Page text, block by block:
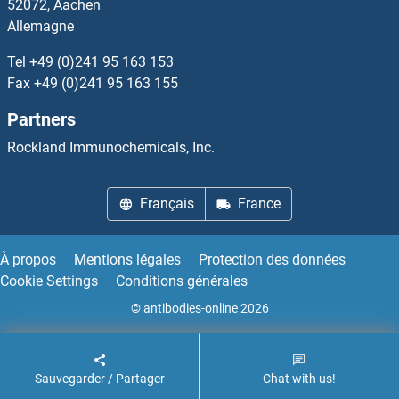
UBA52 Kits ELISA
UBA7 Kits ELISA
UBAP2 Kits ELISA
UBE2B Kits ELISA
UBE2C Kits ELISA
52072, Aachen
Allemagne
Tel +49 (0)241 95 163 153
Fax +49 (0)241 95 163 155
Partners
Rockland Immunochemicals, Inc.
Français France
À propos Mentions légales
Protection des données
Cookie Settings
Conditions générales
© antibodies-online 2026
Sauvegarder / Partager Chat with us!